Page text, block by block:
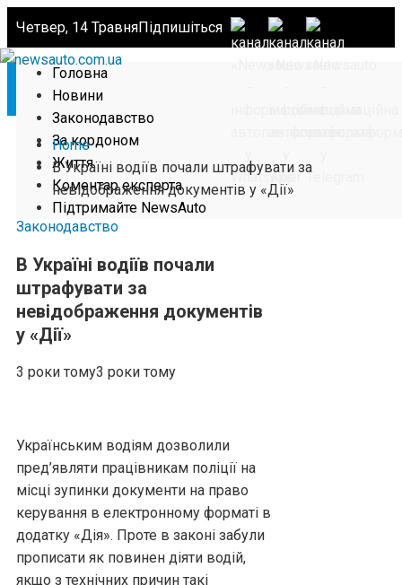
Четвер, 14 ТравняПідпишіться
Головна
Новини
Законодавство
За кордоном
Життя
Коментар експерта
Підтримайте NewsAuto
Home
В Україні водіїв почали штрафувати за
невідображення документів у «Дії»
Законодавство
В Україні водіїв почали
штрафувати за
невідображення документів
у «Дії»
3 роки тому3 роки тому
Українським водіям дозволили
пред’являти працівникам поліції на
місці зупинки документи на право
керування в електронному форматі в
додатку «Дія». Проте в законі забули
прописати як повинен діяти водій,
якщо з технічних причин такі